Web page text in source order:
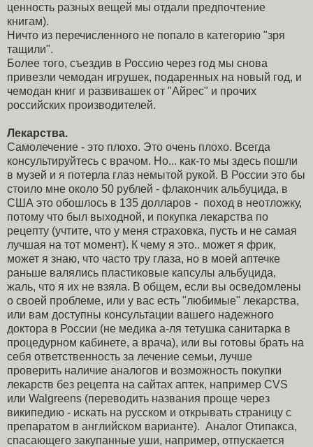
ценность разных вещей мы отдали предпочтение
книгам).
Ничто из перечисленного не попало в категорию "зря
тащили".
Более того, съездив в Россию через год мы снова
привезли чемодан игрушек, подаренных на новый год, и
чемодан книг и развивашек от "Айрес" и прочих
российских производителей.
Лекарства.
Самолечение - это плохо. Это очень плохо. Всегда
консультируйтесь с врачом. Но... как-то мы здесь пошли
в музей и я потерла глаз немытой рукой. В России это бы
стоило мне около 50 рублей - флакончик альбуцида, в
США это обошлось в 135 долларов - поход в неотложку,
потому что был выходной, и покупка лекарства по
рецепту (учтите, что у меня страховка, пусть и не самая
лучшая на тот момент). К чему я это.. может я фрик,
может я знаю, что часто тру глаза, но в моей аптечке
раньше валялись пластиковые капсулы альбуцида,
жаль, что я их не взяла. В общем, если вы осведомлены
о своей проблеме, или у вас есть "любимые" лекарства,
или вам доступны консультации вашего надежного
доктора в России (не медика а-ля тетушка санитарка в
процедурном кабинете, а врача), или вы готовы брать на
себя ответственность за лечение семьи, лучше
проверить наличие аналогов и возможность покупки
лекарств без рецепта на сайтах аптек, например CVS
или Walgreens (переводить названия проще через
википедию - искать на русском и открывать страницу с
препаратом в английском варианте). Аналог Отипакса,
спасающего закупанные уши, например, отпускается